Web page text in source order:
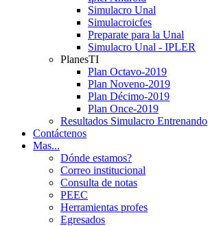
Simulacro Unal
Simulacroicfes
Preparate para la Unal
Simulacro Unal - IPLER
PlanesTI
Plan Octavo-2019
Plan Noveno-2019
Plan Décimo-2019
Plan Once-2019
Resultados Simulacro Entrenando
Contáctenos
Mas...
Dónde estamos?
Correo institucional
Consulta de notas
PEEC
Herramientas profes
Egresados